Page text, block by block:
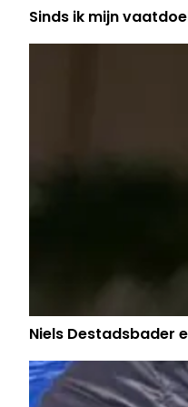
Sinds ik mijn
Niels Destadsbader